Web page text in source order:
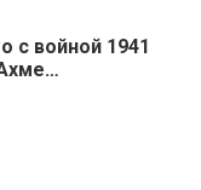
с войной 1941